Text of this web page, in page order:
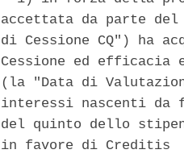
accettata da parte
di Cessione CQ") ha
Cessione ed efficacia
(la "Data di
interessi nascenti da
del quinto dello
in favore di